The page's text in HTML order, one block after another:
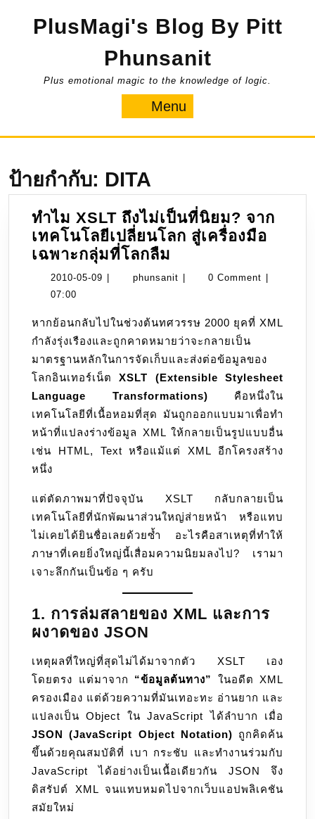
PlusMagi's Blog By Pitt
Phunsanit
Plus emotional magic to the knowledge of logic.
Menu
ป้ายกำกับ: DITA
ทำไม XSLT ถึงไม่เป็นที่นิยม? จาก
เทคโนโลยีเปลี่ยนโลก สู่เครื่องมือ
เฉพาะกลุ่มที่โลกลืม
XSLT
เป็น
ที่
นิยม?
จาก
เทคโนโลยี
เปลี่ยน
โลก
สู่
มือ
เฉพาะ
กลุ่ม
ที่
2010-05-09 2010- phunsanit phunsanit0 Comment
07:00
หากย้อนกลับไปในช่วงต้นทศวรรษ 2000 ยุคที่ XML
กำลังรุ่งเรืองและถูกคาดหมายว่าจะกลายเป็น
มาตรฐานหลักในการจัดเก็บและส่งต่อข้อมูลของ
โลกอินเทอร์เน็ตXSLT (Extensible Stylesheet
Language Transformations) คือหนึ่งใน
เทคโนโลยีที่เนื้อหอมที่สุด มันถูกออกแบบมาเพื่อทำ
หน้าที่แปลงร่างข้อมูล XML ให้กลายเป็นรูปแบบอื่น
เช่น HTML, Text หรือแม้แต่ XML อีกโครงสร้าง
หนึ่ง
แต่ตัดภาพมาที่ปัจจุบัน XSLT กลับกลายเป็น
เทคโนโลยีที่นักพัฒนาส่วนใหญ่ส่ายหน้า หรือแทบ
ไม่เคยได้ยินชื่อเลยด้วยซ้ำ อะไรคือสาเหตุที่ทำให้
ภาษาที่เคยยิ่งใหญ่นี้เสื่อมความนิยมลงไป? เรามา
เจาะลึกกันเป็นข้อ ๆ ครับ
1. การล่มสลายของ XML และการ
ผงาดของ JSON
เหตุผลที่ใหญ่ที่สุดไม่ได้มาจากตัว XSLT เอง
โดยตรง แต่มาจาก “ข้อมูลต้นทาง”
ในอดีต XML
ครองเมือง แต่ด้วยความที่มันเทอะทะ อ่านยาก และ
แปลงเป็น Object ใน JavaScript ได้ลำบาก เมื่อ
JSON (JavaScript Object Notation) ถูกคิดค้น
ขึ้นด้วยคุณสมบัติที่ เบา กระชับ และทำงานร่วมกับ
JavaScript ได้อย่างเป็นเนื้อเดียวกัน JSON จึง
ดิสรัปต์ XML จนแทบหมดไปจากเว็บแอปพลิเคชัน
สมัยใหม่